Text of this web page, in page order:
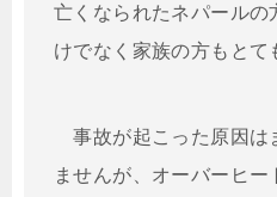
亡くなられたネパールの
けでなく家族の方もとて
事故が起こった原因は
ませんが、オーバーヒ